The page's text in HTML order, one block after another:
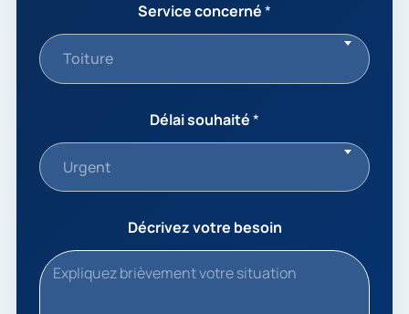
Service concerné*
Toiture
Délai souhaité*
Urgent
Décrivez votre besoin